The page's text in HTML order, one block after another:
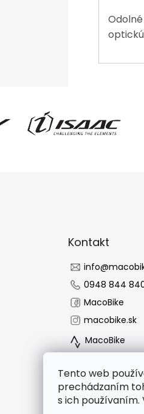
Tento web
prechádzaním
s ich
Kontakt
info@
0948 844
MacoBike
macobike.sk
MacoBike